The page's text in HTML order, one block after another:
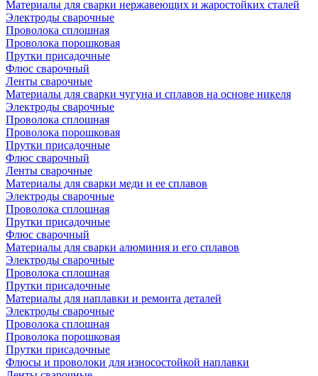
Материалы для сварки нержавеющих и жаростойких сталей
Электроды сварочные
Проволока сплошная
Проволока порошковая
Прутки присадочные
Флюс сварочный
Ленты сварочные
Материалы для сварки чугуна и сплавов на основе никеля
Электроды сварочные
Проволока сплошная
Проволока порошковая
Прутки присадочные
Флюс сварочный
Ленты сварочные
Материалы для сварки меди и ее сплавов
Электроды сварочные
Проволока сплошная
Прутки присадочные
Флюс сварочный
Материалы для сварки алюминия и его сплавов
Электроды сварочные
Проволока сплошная
Прутки присадочные
Материалы для наплавки и ремонта деталей
Электроды сварочные
Проволока сплошная
Проволока порошковая
Прутки присадочные
Флюсы и проволоки для износостойкой наплавки